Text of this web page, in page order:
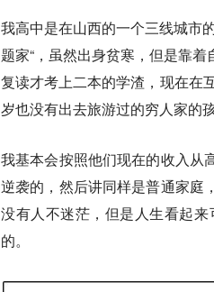
我高中是在山西的一个三线城市
题家“，虽然出身贫寒，但是靠
复读才考上二本的学渣，现在在
岁也没有出去旅游过的穷人家的孩
我基本会按照他们现在的收入从
逆袭的，然后讲同样是普通家庭
没有人不迷茫，但是人生看起
的。